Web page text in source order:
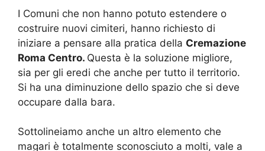
I Comuni che non hanno potuto estendere o
costruire nuovi cimiteri, hanno richiesto di
iniziare a pensare alla pratica della Cremazione
Roma Centro. Questa è la soluzione migliore,
sia per gli eredi che anche per tutto il territorio.
Si ha una diminuzione dello spazio che si deve
occupare dalla bara.
Sottolineiamo anche un altro elemento che
magari è totalmente sconosciuto a molti, vale a